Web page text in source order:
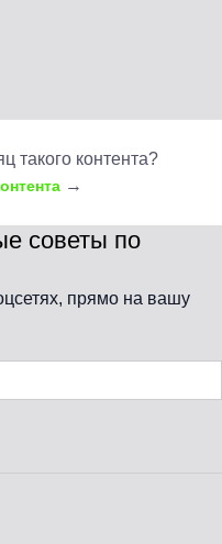
такого контента?
→
советы по
прямо на вашу